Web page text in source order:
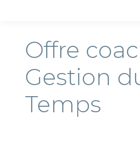
Offre
Gestion
Temps